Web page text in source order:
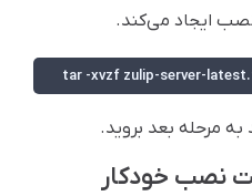
ایجاد می‌کند.
tar -xvzf zulip-server-
به مرحله بعد بروید.
نصب خودکار